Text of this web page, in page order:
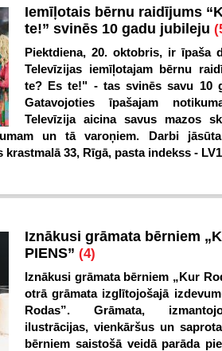
Iemīļotais bērnu raidījums
te!” svinēs 10 gadu jubileju
Piektdiena, 20. oktobris, ir īpaša
Televīzijas iemīļotajam bērnu
te? Es te!" - tas svinēs savu 10
Gatavojoties īpašajam
Televīzija aicina savus mazos
un tā varoņiem. Darbi
krastmalā 33, Rīgā, pasta indekss -
Iznākusi grāmata bērniem
PIENS” (4)
Iznākusi grāmata bērniem „Kur
otrā grāmata izglītojošajā
Rodas”. Grāmata,
ilustrācijas, vienkāršus un
bērniem saistošā veidā parāda